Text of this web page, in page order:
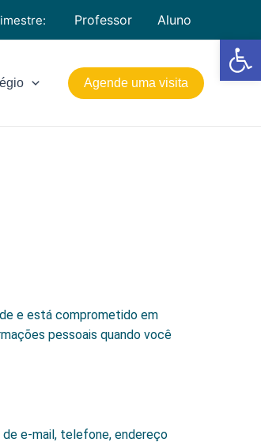
Professor Aluno
Agende uma visita
e está comprometido em
pessoais quando você
e-mail, telefone, endereço
Barra de